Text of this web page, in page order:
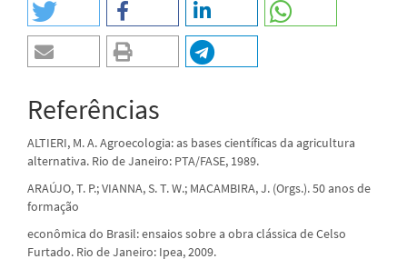
Referências
ALTIERI, M. A. Agroecologia: as bases científicas da agricultura
alternativa. Rio de Janeiro: PTA/FASE, 1989.
ARAÚJO, T. P.; VIANNA, S. T. W.; MACAMBIRA, J. (Orgs.). 50 anos de
formação
econômica do Brasil: ensaios sobre a obra clássica de Celso
Furtado. Rio de Janeiro: Ipea, 2009.